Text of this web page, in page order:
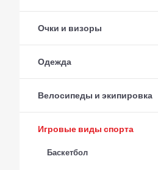
Очки и визоры
Одежда
Велосипеды и экипировка
Игровые виды спорта
Баскетбол